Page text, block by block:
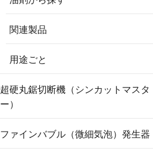
関連製品
用途ごと
超硬丸鋸切断機（シンカットマスタ
ー）
ファインバブル（微細気泡）発生器